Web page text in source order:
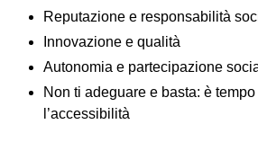
Reputazione e responsabilità
Innovazione e qualità
Autonomia e partecipazione
Non ti adeguare e basta: è
l’accessibilità